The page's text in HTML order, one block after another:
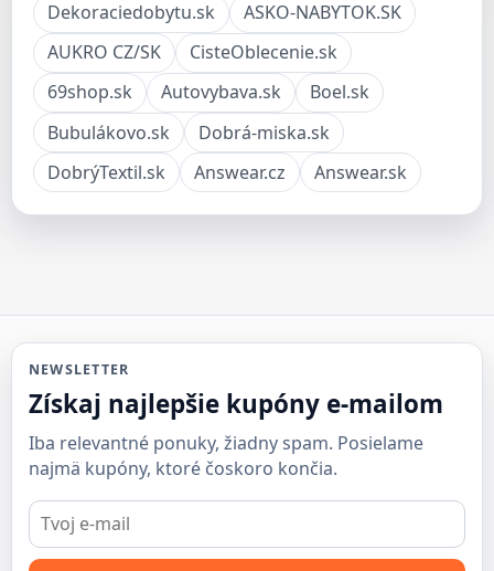
Dekoraciedobytu.sk
ASKO-NABYTOK.SK
AUKRO CZ/SK
CisteOblecenie.sk
69shop.sk
Autovybava.sk
Boel.sk
Bubulákovo.sk
Dobrá-miska.sk
DobrýTextil.sk
Answear.cz Answear.sk
NEWSLETTER
Získaj najlepšie kupóny e-mailom
Iba relevantné ponuky, žiadny spam. Posielame
najmä kupóny, ktoré čoskoro končia.
E-
mail